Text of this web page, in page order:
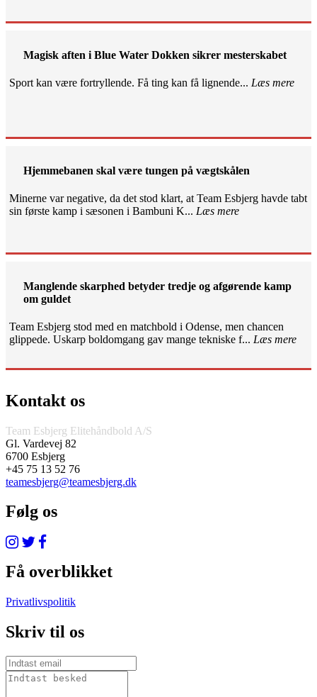
Magisk aften i Blue Water Dokken sikrer mesterskabet
Sport kan være fortryllende. Få ting kan få lignende... Læs mere
Hjemmebanen skal være tungen på vægtskålen
Minerne var negative, da det stod klart, at Team Esbjerg havde tabt
sin første kamp i sæsonen i Bambuni K... Læs mere
Manglende skarphed betyder tredje og afgørende kamp
om guldet
Team Esbjerg stod med en matchbold i Odense, men chancen
glippede. Uskarp boldomgang gav mange tekniske f... Læs mere
Kontakt os
Team Esbjerg Elitehåndbold A/S
Gl. Vardevej 82
6700 Esbjerg
+45 75 13 52 76
teamesbjerg@teamesbjerg.dk
Følg os
Få overblikket
Privatlivspolitik
Skriv til os